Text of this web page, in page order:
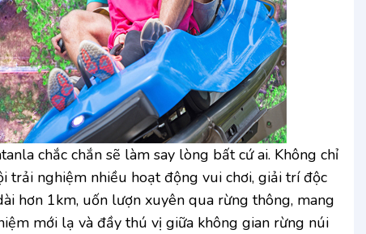
chắc chắn sẽ làm say lòng bất cứ ai. Không chỉ
trải nghiệm nhiều hoạt động vui chơi, giải trí độc
hơn 1km, uốn lượn xuyên qua rừng thông, mang
mới lạ và đầy thú vị giữa không gian rừng núi